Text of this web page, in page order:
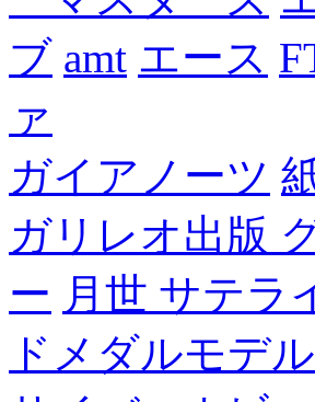
ブ amt エース
ァ
ガイアノーツ
ガリレオ出版
ー 月世 サテラ
ドメダルモデ